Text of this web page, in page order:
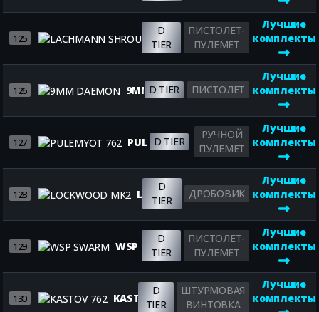
125 LACHMANN SHROUD
D
TIER
ПИСТОЛЕТ-
ПУЛЕМЕТ
Лучшие
комплекты
126 9MM DAEMON
D TIER ПИСТОЛЕТ
Лучшие
комплекты
127 PULEMYOT 762
D TIER
РУЧНОЙ
ПУЛЕМЕТ
Лучшие
комплекты
128 LOCKWOOD MK2
D
TIER
ДРОБОВИК
Лучшие
комплекты
129 WSP SWARM
D
TIER
ПИСТОЛЕТ-
ПУЛЕМЕТ
Лучшие
комплекты
130 KASTOV 762
D
TIER
ШТУРМОВАЯ
ВИНТОВКА
Лучшие
комплекты